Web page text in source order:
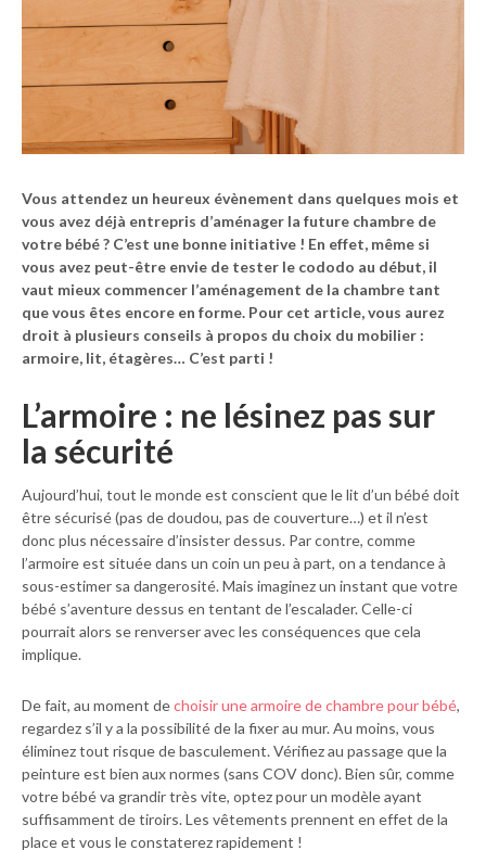
Vous attendez un heureux évènement dans quelques mois et
vous avez déjà entrepris d’aménager la future chambre de
votre bébé ? C’est une bonne initiative ! En effet, même si
vous avez peut-être envie de tester le cododo au début, il
vaut mieux commencer l’aménagement de la chambre tant
que vous êtes encore en forme. Pour cet article, vous aurez
droit à plusieurs conseils à propos du choix du mobilier :
armoire, lit, étagères… C’est parti !
L’armoire : ne lésinez pas sur
la sécurité
Aujourd’hui, tout le monde est conscient que le lit d’un bébé doit
être sécurisé (pas de doudou, pas de couverture…) et il n’est
donc plus nécessaire d’insister dessus. Par contre, comme
l’armoire est située dans un coin un peu à part, on a tendance à
sous-estimer sa dangerosité. Mais imaginez un instant que votre
bébé s’aventure dessus en tentant de l’escalader. Celle-ci
pourrait alors se renverser avec les conséquences que cela
implique.
De fait, au moment dechoisir une armoire de chambre pour bébé,
regardez s’il y a la possibilité de la fixer au mur. Au moins, vous
éliminez tout risque de basculement. Vérifiez au passage que la
peinture est bien aux normes (sans COV donc). Bien sûr, comme
votre bébé va grandir très vite, optez pour un modèle ayant
suffisamment de tiroirs. Les vêtements prennent en effet de la
place et vous le constaterez rapidement !